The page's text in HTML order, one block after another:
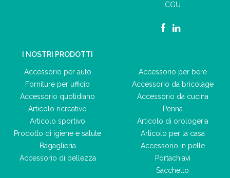
CGU
I NOSTRI PRODOTTI
Accessorio per auto
Forniture per ufficio
Accessorio quotidiano
Articolo ricreativo
Articolo sportivo
Prodotto di igiene e salute
Bagaglieria
Accessorio di bellezza
Accessorio per bere
Accessorio da bricolage
Accessorio da cucina
Penna
Articolo di orologeria
Articolo per la casa
Accessorio in pelle
Portachiavi
Sacchetto